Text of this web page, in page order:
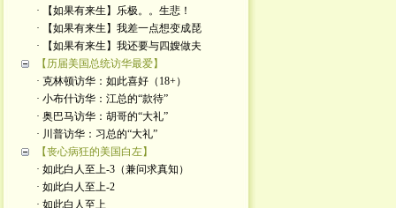
· 【如果有来生】乐极。。生悲！
· 【如果有来生】我差一点想变成琵
· 【如果有来生】我还要与四嫂做夫
【历届美国总统访华最爱】
· 克林顿访华：如此喜好（18+）
· 小布什访华：江总的“款待”
· 奥巴马访华：胡哥的“大礼”
· 川普访华：习总的“大礼”
【丧心病狂的美国白左】
· 如此白人至上-3（兼问求真知）
· 如此白人至上-2
· 如此白人至上